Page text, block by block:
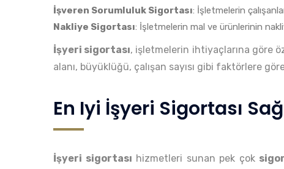
İşveren Sorumluluk Sigortası: İşletmelerin
Nakliye Sigortası: İşletmelerin mal ve ürünlerinin
İşyeri sigortası, işletmelerin ihtiyaçlarına göre
alanı, büyüklüğü, çalışan sayısı gibi faktörlere
En Iyi İşyeri Sigortası
İşyeri sigortası hizmetleri sunan pek çok